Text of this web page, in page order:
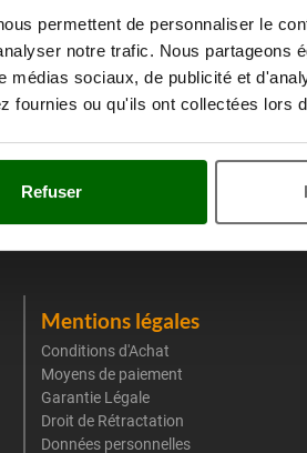
permettent de personnaliser le
notre trafic. Nous partageons
médias sociaux, de publicité et
fournies ou qu'ils ont collectées lors
Refuser
Mentions légales
Conditions d'Achat
Moyens de paiement
Garantie Légale
Droit de Rétractation
Données personnelles